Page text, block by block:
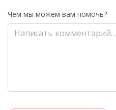
Чем мы можем вам помочь?